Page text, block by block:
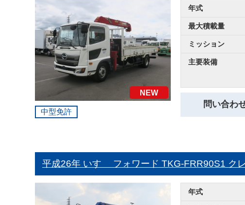
NEW
中型免許
年式
最大積載量
ミッション
主要装備
問い合わ
平成26年 いすゞ フォワード TKG-FRR90S1 ク
年式